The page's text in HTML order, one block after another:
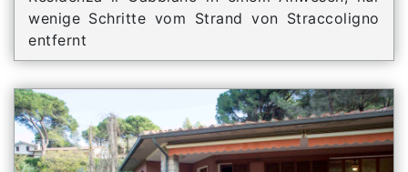
wenige Schritte vom Strand von Straccoligno
entfernt